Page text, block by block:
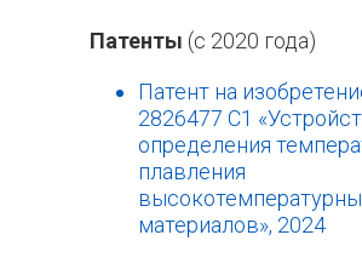
Патенты (с 2020 года)
Патент на
2826477 C1
определения
плавления
материалов», 2024